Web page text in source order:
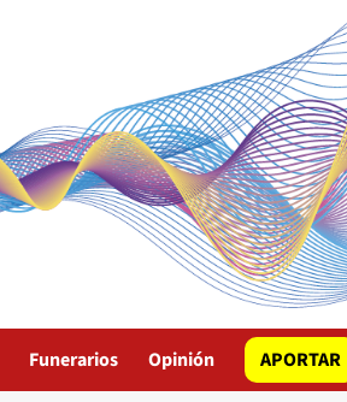
Funerarios Opinión APORTAR